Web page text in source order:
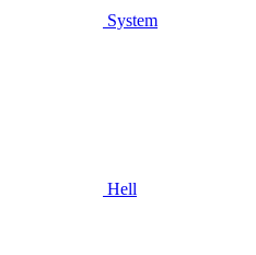
System
Hell